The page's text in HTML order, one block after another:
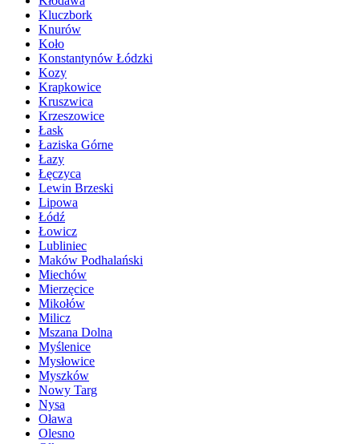
Kluczbork
Knurów
Koło
Konstantynów Łódzki
Kozy
Krapkowice
Kruszwica
Krzeszowice
Łask
Łaziska Górne
Łazy
Łęczyca
Lewin Brzeski
Lipowa
Łódź
Łowicz
Lubliniec
Maków Podhalański
Miechów
Mierzęcice
Mikołów
Milicz
Mszana Dolna
Myślenice
Mysłowice
Myszków
Nowy Targ
Nysa
Oława
Olesno